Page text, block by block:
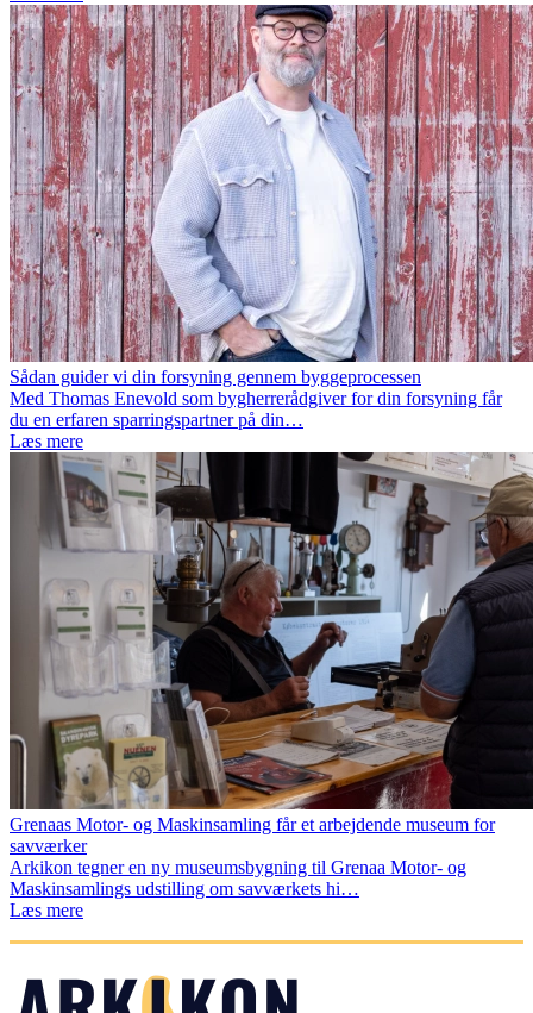
Sådan guider vi din forsyning gennem byggeprocessen
Med Thomas Enevold som bygherrerådgiver for din forsyning får
du en erfaren sparringspartner på din…
Læs mere
Grenaas Motor- og Maskinsamling får et arbejdende museum for
savværker
Arkikon tegner en ny museumsbygning til Grenaa Motor- og
Maskinsamlings udstilling om savværkets hi…
Læs mere